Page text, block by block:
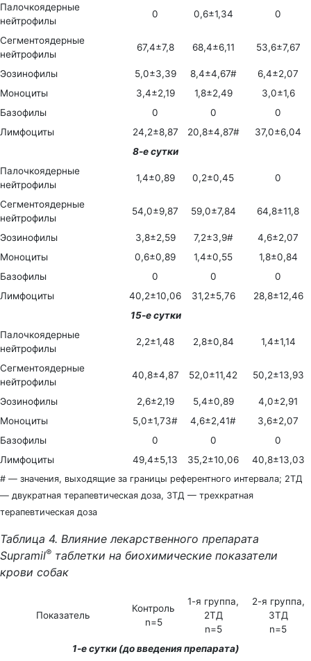
Палочкоядерные
нейтрофилы
0 0,6±1,34 0
Сегментоядерные
нейтрофилы
67,4±7,8 68,4±6,11 53,6±7,67
Эозинофилы 5,0±3,39 8,4±4,67#
6,4±2,07
Моноциты
3,4±2,19 1,8±2,49
3,0±1,6
Базофилы
0 0
0
Лимфоциты
24,2±8,87 20,8±4,87#
37,0±6,04
8-е сутки
Палочкоядерные
нейтрофилы
1,4±0,89 0,2±0,45 0
Сегментоядерные
нейтрофилы
54,0±9,87 59,0±7,84 64,8±11,8
Эозинофилы 3,8±2,59 7,2±3,9#
4,6±2,07
Моноциты
0,6±0,89 1,4±0,55
1,8±0,84
Базофилы
0 0
0
Лимфоциты
40,2±10,06 31,2±5,76
28,8±12,46
15-е сутки
Палочкоядерные
нейтрофилы
2,2±1,48 2,8±0,84 1,4±1,14
Сегментоядерные
нейтрофилы
40,8±4,87 52,0±11,42 50,2±13,93
Эозинофилы 2,6±2,19 5,4±0,89
4,0±2,91
Моноциты
5,0±1,73# 4,6±2,41#
3,6±2,07
Базофилы
0 0
0
Лимфоциты
49,4±5,13 35,2±10,06 40,8±13,03
# — значения, выходящие за границы референтного интервала; 2ТД
— двукратная терапевтическая доза, 3ТД — трехкратная
терапевтическая доза
Таблица 4. Влияние лекарственного препарата
Supramil® таблетки на биохимические показатели
крови собак
Показатель
Контроль
n=5
1-я группа,
2ТД
n=5
2-я группа,
3ТД
n=5
1-е сутки (до введения препарата)